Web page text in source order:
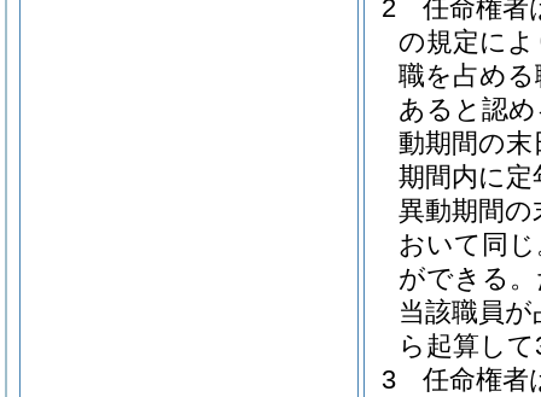
2
任命権者
の規定に
職を占め
あると認
動期間の
期間内に
異動期間
おいて同じ
ができる。
当該職員
ら起算し
3
任命権者